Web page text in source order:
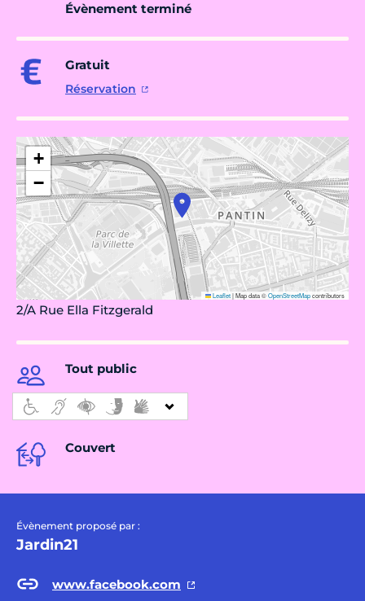
Évènement terminé
Gratuit
Réservation
+
−
Leaflet|Map data ©OpenStreetMapcontributors
2/A Rue Ella Fitzgerald
Tout public
Couvert
Évènement proposé par :
Jardin21
www.facebook.com